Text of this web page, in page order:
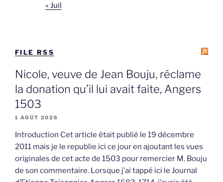
« Juil
FILE RSS
Nicole, veuve de Jean Bouju, réclame
la donation qu’il lui avait faite, Angers
1503
1 AOÛT 2026
Introduction Cet article était publié le 19 décembre
2011 mais je le republie ici ce jour en ajoutant les vues
originales de cet acte de 1503 pour remercier M. Bouju
de son commentaire. Lorsque j’ai tappé ici le Journal